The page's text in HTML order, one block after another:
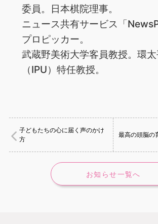
委員。日本棋院理事。
ニュース共有サービス「
プロピッカー。
武蔵野美術大学客員教授。環
（IPU）特任教授。
子どもたちの心に届く声のかけ
方
最高の頭脳の
お知らせ一覧へ